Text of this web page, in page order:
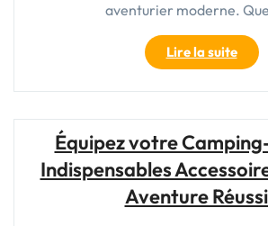
aventurier moderne.
Lire la suite
le
pour
:
Équipez votre
Indispensables
Aventure